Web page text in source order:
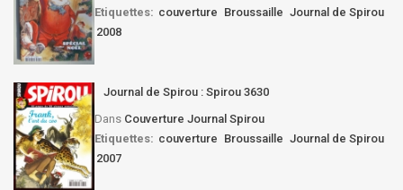
Etiquettes: couverture Broussaille Journal de Spirou
2008
Journal de Spirou : Spirou 3630
Dans Couverture Journal Spirou
Etiquettes: couverture Broussaille Journal de Spirou
2007